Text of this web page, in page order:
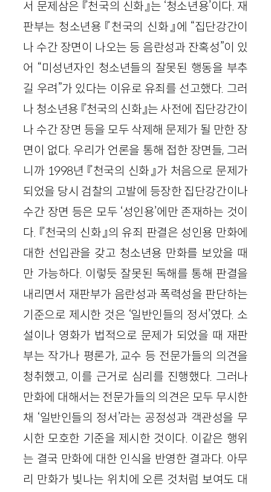
서 문제삼은 『천국의 신화』는 ‘청소년용’이다. 재
판부는 청소년용 『천국의 신화』에 “집단강간이
나 수간 장면이 나오는 등 음란성과 잔혹성”이 있
어 “미성년자인 청소년들의 잘못된 행동을 부추
길 우려”가 있다는 이유로 유죄를 선고했다. 그러
나 청소년용 『천국의 신화』는 사전에 집단강간이
나 수간 장면 등을 모두 삭제해 문제가 될 만한 장
면이 없다. 우리가 언론을 통해 접한 장면들, 그러
니까 1998년 『천국의 신화』가 처음으로 문제가
되었을 당시 검찰의 고발에 등장한 집단강간이나
수간 장면 등은 모두 ‘성인용’에만 존재하는 것이
다. 『천국의 신화』의 유죄 판결은 성인용 만화에
대한 선입관을 갖고 청소년용 만화를 보았을 때
만 가능하다. 이렇듯 잘못된 독해를 통해 판결을
내리면서 재판부가 음란성과 폭력성을 판단하는
기준으로 제시한 것은 ‘일반인들의 정서’였다. 소
설이나 영화가 법적으로 문제가 되었을 때 재판
부는 작가나 평론가, 교수 등 전문가들의 의견을
청취했고, 이를 근거로 심리를 진행했다. 그러나
만화에 대해서는 전문가들의 의견은 모두 무시한
채 ‘일반인들의 정서’라는 공정성과 객관성을 무
시한 모호한 기준을 제시한 것이다. 이같은 행위
는 결국 만화에 대한 인식을 반영한 결과다. 아무
리 만화가 빛나는 위치에 오른 것처럼 보여도 대